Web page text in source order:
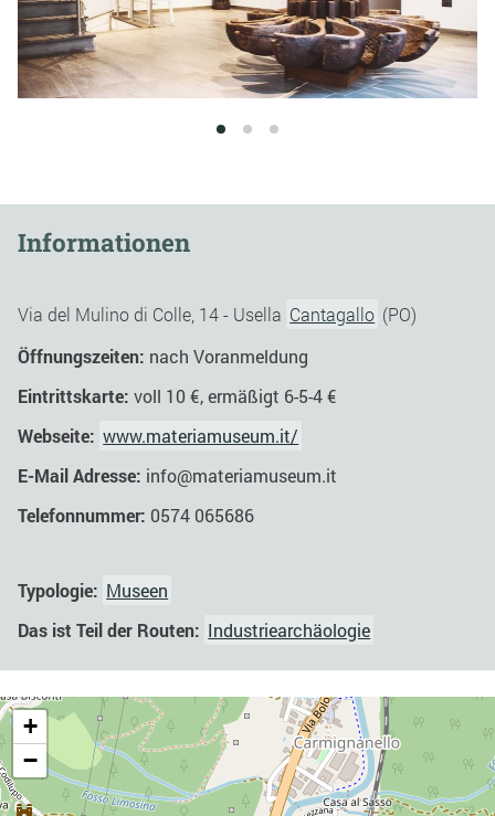
1 2 3
Informationen
Via del Mulino di Colle, 14 - Usella Cantagallo (PO)
Ӧffnungszeiten: nach Voranmeldung
Eintrittskarte: voll 10 €, ermäßigt 6-5-4 €
Webseite: www.materiamuseum.it/
E-Mail Adresse: info@materiamuseum.it
Telefonnummer: 0574 065686
Typologie: Museen
Das ist Teil der Routen: Industriearchäologie
+
−